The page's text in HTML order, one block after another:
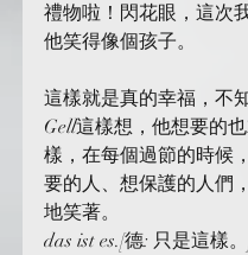
禮物啦！閃花眼，這次
他笑得像個孩子。
這樣就是真的幸福，不
Gell這樣想，他想要的
樣，在每個過節的時候
要的人、想保護的人們
地笑著。
das ist es.[德: 只是這樣